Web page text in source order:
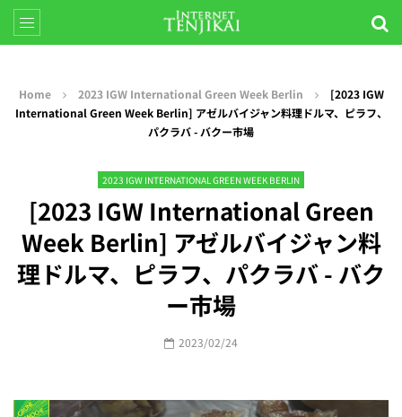
Home 2023 IGW International Green Week Berlin
[2023 IGW
International Green Week Berlin] アゼルバイジャン料理ドルマ、ピラフ、
パクラバ - バクー市場
2023 IGW INTERNATIONAL GREEN WEEK BERLIN
[2023 IGW International Green
Week Berlin] アゼルバイジャン料
理ドルマ、ピラフ、パクラバ - バク
ー市場
2023/02/24